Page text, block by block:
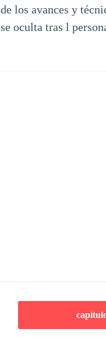
de los avances y
se oculta tras l